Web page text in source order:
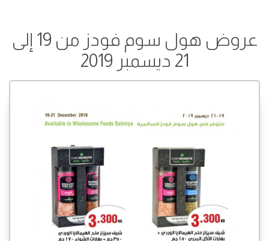
عروض هول سوم فودز من 19 إلى
21 ديسمبر 2019